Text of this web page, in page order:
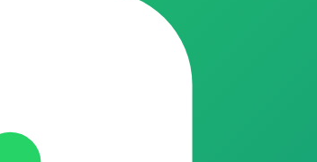
seus amigos https://chat.whatsapp.com/